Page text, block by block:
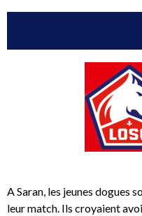
A Saran, les jeunes dogues
leur match. Ils croyaient